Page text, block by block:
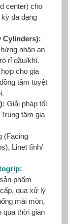
center) cho
đa dạng
Cylinders):
nhận an
rỉ dầu/khí.
cho gia
tâm tuyệt
Giải pháp tối
tâm gia
(Facing
Linet tĩnh/
phẩm
qua xử lý
mài mòn,
qua thời gian